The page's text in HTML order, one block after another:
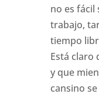
no es fácil
trabajo,
tiempo
Está claro
y que
cansino